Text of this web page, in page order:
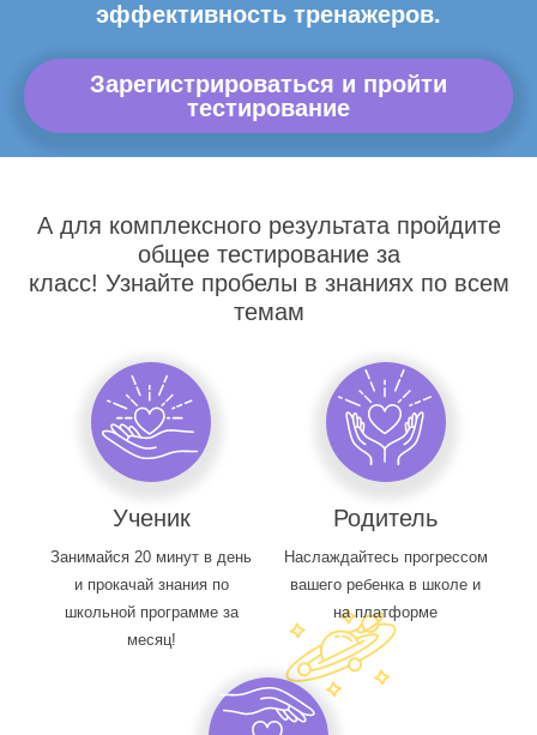
эффективность тренажеров.
Зарегистрироваться и пройти
тестирование
А для комплексного результата пройдите
общее тестирование за
класс! Узнайте пробелы в знаниях по всем
темам
Ученик
Занимайся 20 минут в день
и прокачай знания по
школьной программе за
месяц!
Родитель
Наслаждайтесь прогрессом
вашего ребенка в школе и
на платформе